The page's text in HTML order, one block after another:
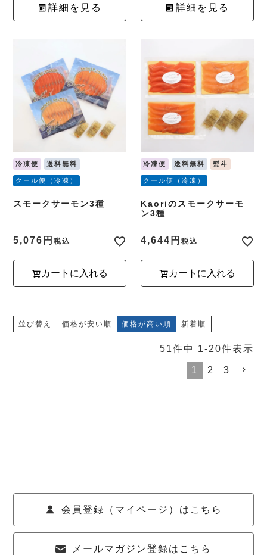
詳細を見る 詳細を見る
冷凍便 送料無料
クール便（冷凍）
スモークサーモン3種
5,076 税込
カートに入れる
冷凍便 送料無料 熨斗
クール便（冷凍）
Kaoriのスモークサーモ
ン3種
4,644 税込
カートに入れる
並び替え 価格が安い順 価格が高い順 新着順
51件中 1-20件表示
1 2 3
会員登録（マイページ）はこちら
メールマガジン登録はこちら